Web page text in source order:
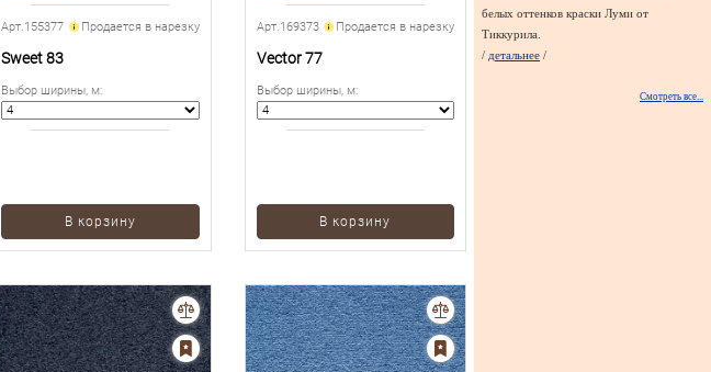
Арт.155377 Продается в нарезку
Sweet 83
Выбор ширины, м:
В корзину
Арт.169373 Продается в нарезку
Vector 77
Выбор ширины, м:
В корзину
белых оттенков краски Луми от
Тиккурила.
/ детальнее /
Смотреть все...